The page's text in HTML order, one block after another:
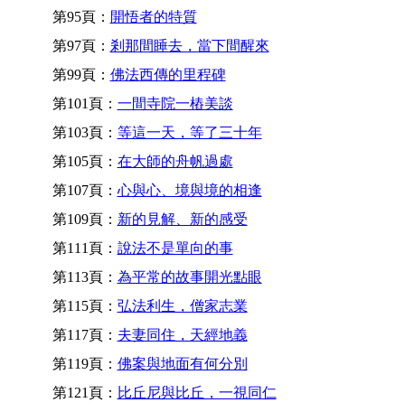
第95頁： 開悟者的特質
第97頁： 剎那間睡去，當下間醒來
第99頁： 佛法西傳的里程碑
第101頁： 一間寺院一樁美談
第103頁： 等這一天，等了三十年
第105頁： 在大師的舟帆過處
第107頁： 心與心、境與境的相逢
第109頁： 新的見解、新的感受
第111頁： 說法不是單向的事
第113頁： 為平常的故事開光點眼
第115頁： 弘法利生，僧家志業
第117頁： 夫妻同住，天經地義
第119頁： 佛案與地面有何分別
第121頁： 比丘尼與比丘，一視同仁